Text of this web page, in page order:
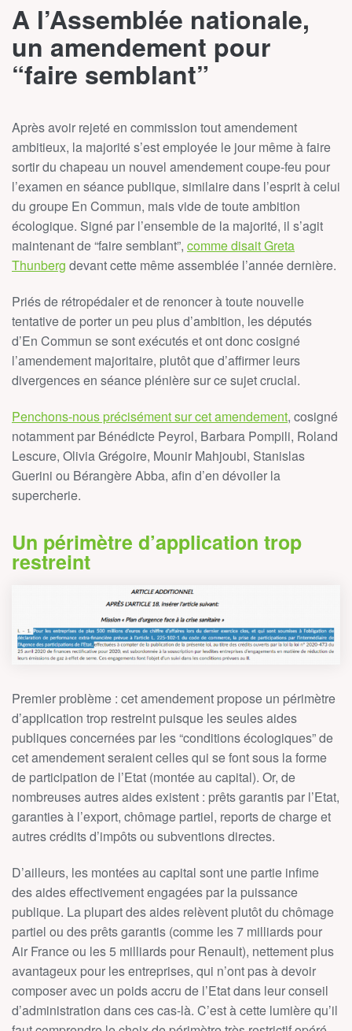
A l’Assemblée nationale,
un amendement pour
“faire semblant”
Après avoir rejeté en commission tout amendement
ambitieux, la majorité s’est employée le jour même à faire
sortir du chapeau un nouvel amendement coupe-feu pour
l’examen en séance publique, similaire dans l’esprit à celui
du groupe En Commun, mais vide de toute ambition
écologique. Signé par l’ensemble de la majorité, il s’agit
maintenant de “faire semblant”, comme disait Greta
Thunberg devant cette même assemblée l’année dernière.
Priés de rétropédaler et de renoncer à toute nouvelle
tentative de porter un peu plus d’ambition, les députés
d’En Commun se sont exécutés et ont donc cosigné
l’amendement majoritaire, plutôt que d’affirmer leurs
divergences en séance plénière sur ce sujet crucial.
Penchons-nous précisément sur cet amendement, cosigné
notamment par Bénédicte Peyrol, Barbara Pompili, Roland
Lescure, Olivia Grégoire, Mounir Mahjoubi, Stanislas
Guerini ou Bérangère Abba, afin d’en dévoiler la
supercherie.
Un périmètre d’application trop
restreint
Premier problème : cet amendement propose un périmètre
d’application trop restreint puisque les seules aides
publiques concernées par les “conditions écologiques” de
cet amendement seraient celles qui se font sous la forme
de participation de l’Etat (montée au capital). Or, de
nombreuses autres aides existent : prêts garantis par l’Etat,
garanties à l’export, chômage partiel, reports de charge et
autres crédits d’impôts ou subventions directes.
D’ailleurs, les montées au capital sont une partie infime
des aides effectivement engagées par la puissance
publique. La plupart des aides relèvent plutôt du chômage
partiel ou des prêts garantis (comme les 7 milliards pour
Air France ou les 5 milliards pour Renault), nettement plus
avantageux pour les entreprises, qui n’ont pas à devoir
composer avec un poids accru de l’Etat dans leur conseil
d’administration dans ces cas-là. C’est à cette lumière qu’il